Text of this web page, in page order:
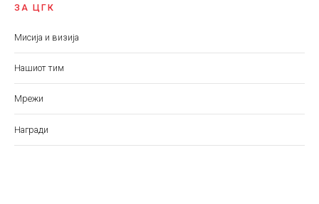
ЗА ЦГК
Мисија и визија
Нашиот тим
Мрежи
Награди